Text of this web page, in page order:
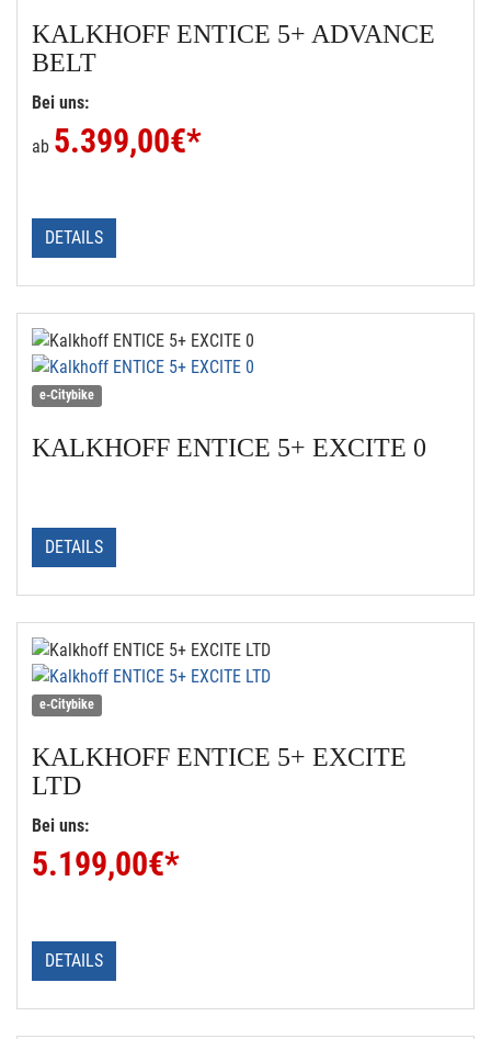
KALKHOFF ENTICE 5+ ADVANCE
BELT
Bei uns:
ab 5.399,00€*
DETAILS
e-Citybike
KALKHOFF ENTICE 5+ EXCITE 0
DETAILS
e-Citybike
KALKHOFF ENTICE 5+ EXCITE
LTD
Bei uns:
5.199,00€*
DETAILS